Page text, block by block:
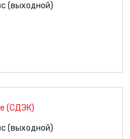
(выходной)
(СДЭК)
(выходной)